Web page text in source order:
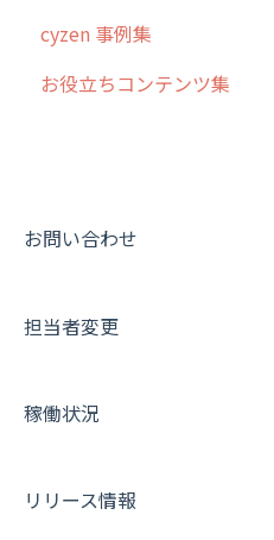
cyzen 事例集
お役立ちコンテンツ集
動画集：共通
お問い合わせ
担当者変更
稼働状況
リリース情報